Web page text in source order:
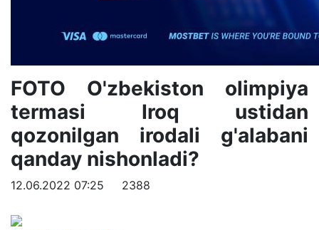
FOTO O'zbekiston olimpiya
termasi Iroq ustidan
qozonilgan irodali g'alabani
qanday nishonladi?
12.06.2022 07:25 2388